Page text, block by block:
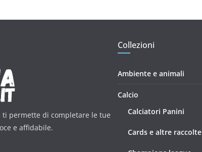
permette di completare le tue
e affidabile.
Collezioni
Ambiente e animali
Calcio
Calciatori Panini
Cards e altre raccolte